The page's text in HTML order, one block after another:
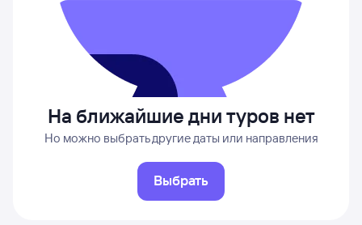
На ближайшие дни туров нет
Но можно выбрать другие даты или направления
Выбрать